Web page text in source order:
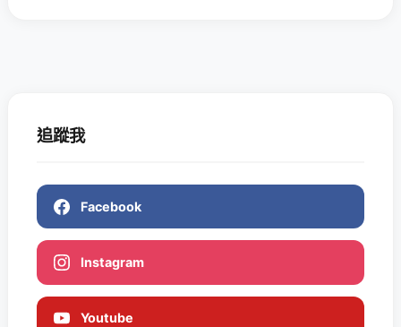
追蹤我
Facebook
Instagram
Youtube